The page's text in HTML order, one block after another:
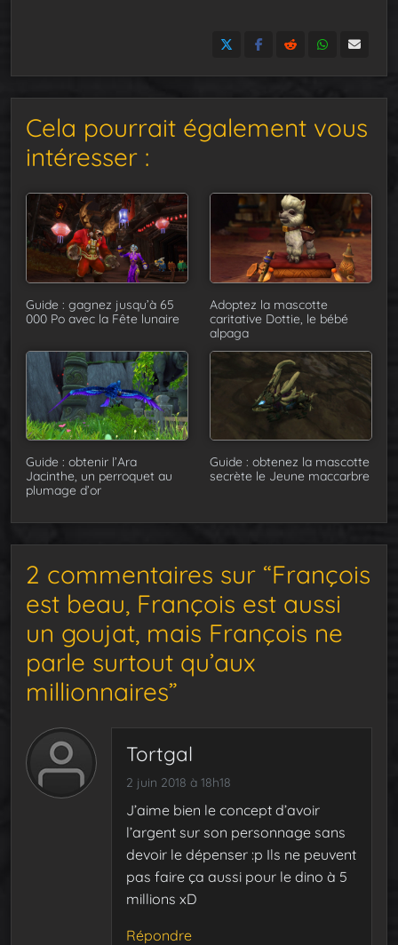
Cela pourrait également vous
intéresser :
Guide : gagnez jusqu’à 65
000 Po avec la Fête lunaire
Adoptez la mascotte
caritative Dottie, le bébé
alpaga
Guide : obtenir l’Ara
Jacinthe, un perroquet au
plumage d’or
Guide : obtenez la mascotte
secrète le Jeune maccarbre
2 commentaires sur “François
est beau, François est aussi
un goujat, mais François ne
parle surtout qu’aux
millionnaires”
Tortgal
2 juin 2018 à 18h18
J’aime bien le concept d’avoir
l’argent sur son personnage sans
devoir le dépenser :p Ils ne peuvent
pas faire ça aussi pour le dino à 5
millions xD
Répondre